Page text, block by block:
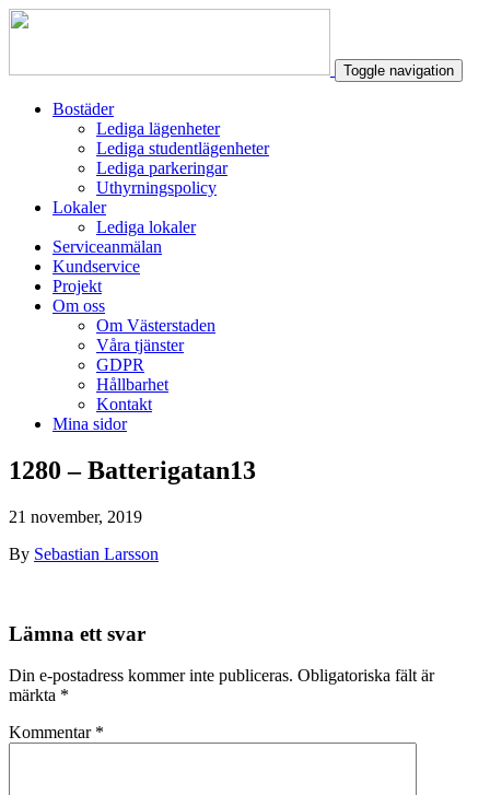
Toggle navigation
Bostäder
Lediga lägenheter
Lediga studentlägenheter
Lediga parkeringar
Uthyrningspolicy
Lokaler
Lediga lokaler
Serviceanmälan
Kundservice
Projekt
Om oss
Om Västerstaden
Våra tjänster
GDPR
Hållbarhet
Kontakt
Mina sidor
1280 – Batterigatan13
21 november, 2019
By Sebastian Larsson
Lämna ett svar
Din e-postadress kommer inte publiceras. Obligatoriska fält är
märkta *
Kommentar *